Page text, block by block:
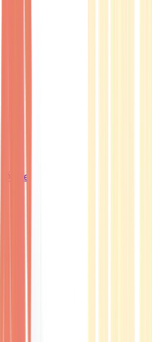
Ärzte